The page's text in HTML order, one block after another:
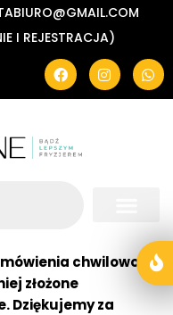
I REJESTRACJA)
chwilowo
złożone
Dziękujemy za